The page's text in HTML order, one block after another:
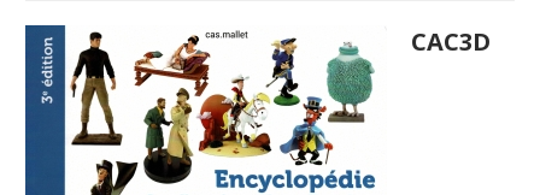
CAC3D